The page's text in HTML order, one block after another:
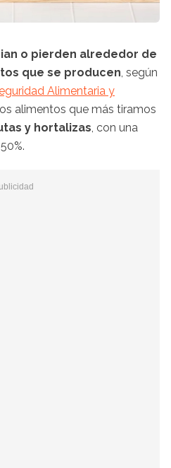
o pierden alrededor de
que se producen, según
Alimentaria y
alimentos que más tiramos
y hortalizas, con una